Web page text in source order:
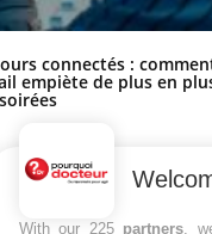
connectés :
empiète de plus en
With our 225 partners,